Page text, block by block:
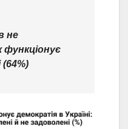
не
функціонує
(64%)